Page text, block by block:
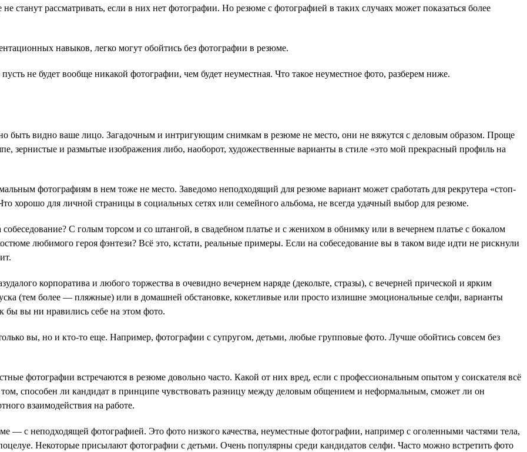
станут рассматривать, если в них нет фотографии. Но резюме с фотографией в таких случаях может показаться более
навыков, легко могут обойтись без фотографии в резюме.
не будет вообще никакой фотографии, чем будет неуместная. Что такое неуместное фото, разберем ниже.
быть видно ваше лицо. Загадочным и интригующим снимкам в резюме не место, они не вяжутся с деловым образом. Проще
зернистые и размытые изображения либо, наоборот, художественные варианты в стиле «это мой прекрасный профиль на
фотографиям в нем тоже не место. Заведомо неподходящий для резюме вариант может сработать для рекрутера «стоп-
хорошо для личной страницы в социальных сетях или семейного альбома, не всегда удачный выбор для резюме.
С голым торсом и со штангой, в свадебном платье и с женихом в обнимку или в вечернем платье с бокалом
любимого героя фэнтези? Всё это, кстати, реальные примеры. Если на собеседование вы в таком виде идти не рискнули
корпоратива и любого торжества в очевидно вечернем наряде (декольте, стразы), с вечерней прической и ярким
(тем более — пляжные) или в домашней обстановке, кокетливые или просто излишне эмоциональные селфи, варианты
бы вы ни нравились себе на этом фото.
вы, но и кто-то еще. Например, фотографии с супругом, детьми, любые групповые фото. Лучше обойтись совсем без
фотографии встречаются в резюме довольно часто. Какой от них вред, если с профессиональным опытом у соискателя всё
способен ли кандидат в принципе чувствовать разницу между деловым общением и неформальным, сможет ли он
взаимодействия на работе.
— с неподходящей фотографией. Это фото низкого качества, неуместные фотографии, например с оголенными частями тела,
Некоторые присылают фотографии с детьми. Очень популярны среди кандидатов селфи. Часто можно встретить фото